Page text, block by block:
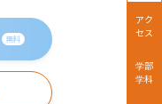
無料
アク
セス
学部
学科